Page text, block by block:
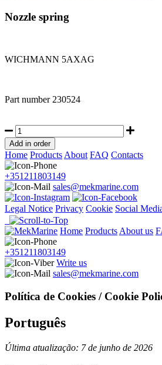
Nozzle spring
WICHMANN 5AXAG
Part number230524
Home ProductsAbout FAQ Contacts
+351211803149
sales@mekmarine.com
Legal Notice Privacy Cookie Social
Home ProductsAbout us
+351211803149
Write us
sales@mekmarine.com
Política de Cookies / Cookie
Português
Última atualização: 7 de junho de 2026